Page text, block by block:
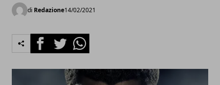
di Redazione14/02/2021
FacebookTwitterWhatsapp